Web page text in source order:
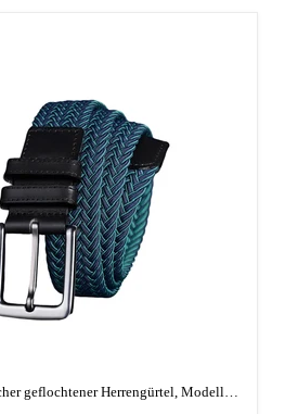
Eleganter elastischer geflochtener Herrengürtel, Modell Joris